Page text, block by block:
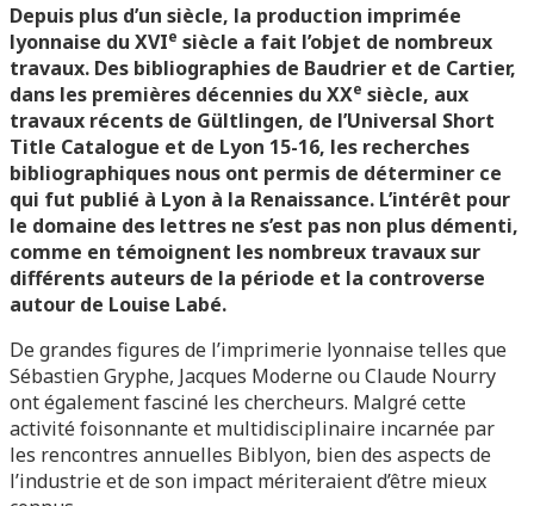
Depuis plus d’un siècle, la production imprimée
lyonnaise du XVIe siècle a fait l’objet de nombreux
travaux. Des bibliographies de Baudrier et de Cartier,
dans les premières décennies du XXe siècle, aux
travaux récents de Gültlingen, de l’Universal Short
Title Catalogue et de Lyon 15-16, les recherches
bibliographiques nous ont permis de déterminer ce
qui fut publié à Lyon à la Renaissance. L’intérêt pour
le domaine des lettres ne s’est pas non plus démenti,
comme en témoignent les nombreux travaux sur
différents auteurs de la période et la controverse
autour de Louise Labé.
De grandes figures de l’imprimerie lyonnaise telles que
Sébastien Gryphe, Jacques Moderne ou Claude Nourry
ont également fasciné les chercheurs. Malgré cette
activité foisonnante et multidisciplinaire incarnée par
les rencontres annuelles Biblyon, bien des aspects de
l’industrie et de son impact mériteraient d’être mieux